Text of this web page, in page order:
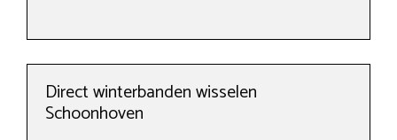
Direct winterbanden wisselen
Schoonhoven